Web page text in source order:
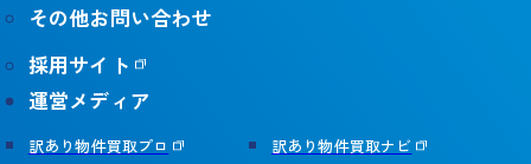
その他お問い合わせ
採用サイト
運営メディア
訳あり物件買取プロ
訳あり物件買取ナビ